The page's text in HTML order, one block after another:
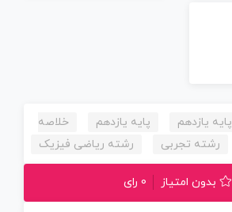
پایه یازدهم پایه یازدهم
خلاصه
رشته تجربی رشته ریاضی فیزیک
بدون امتیاز 0 رای